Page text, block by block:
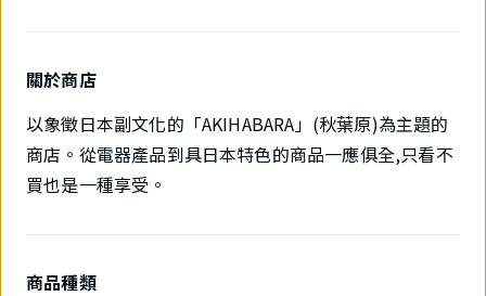
關於商店
以象徵日本副文化的「AKIHABARA」(秋葉原)為主題的
商店。從電器產品到具日本特色的商品一應俱全,只看不
買也是一種享受。
商品種類